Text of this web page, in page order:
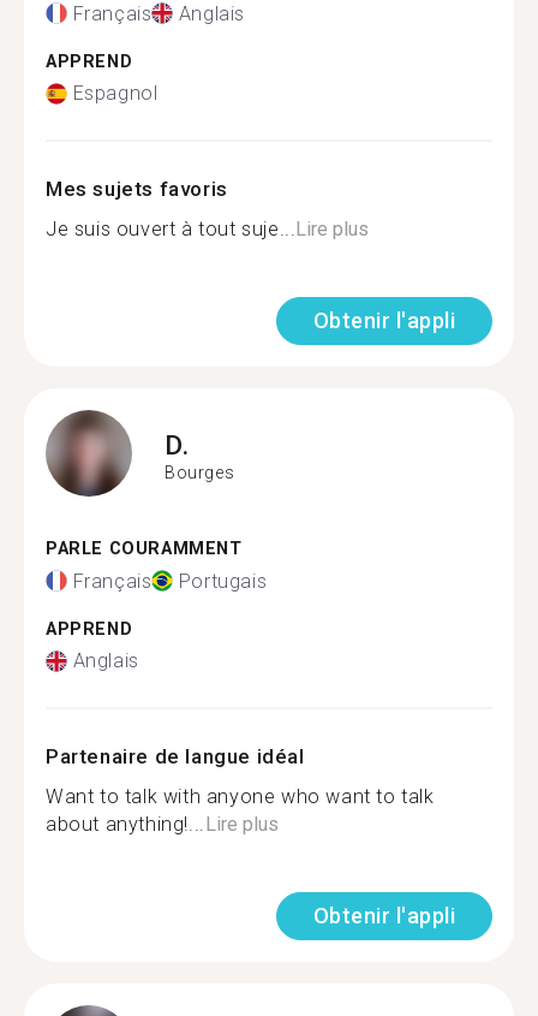
Français Anglais
APPREND
Espagnol
Mes sujets favoris
Je suis ouvert à tout suje...Lire plus
Obtenir l'appli
D.
Bourges
PARLE COURAMMENT
Français Portugais
APPREND
Anglais
Partenaire de langue idéal
Want to talk with anyone who want to talk
about anything!...Lire plus
Obtenir l'appli